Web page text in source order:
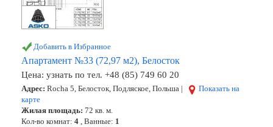
Добавить в Избранное
Апартамент №33 (72,97 м2), Белосток
Цена: узнать по тел. +48 (85) 749 60 20
Адрес: Rocha 5, Белосток, Подляское, Польша |
Показать на
карте
Жилая площадь: 72 кв. м.
Кол-во комнат: 4 , Ванные: 1